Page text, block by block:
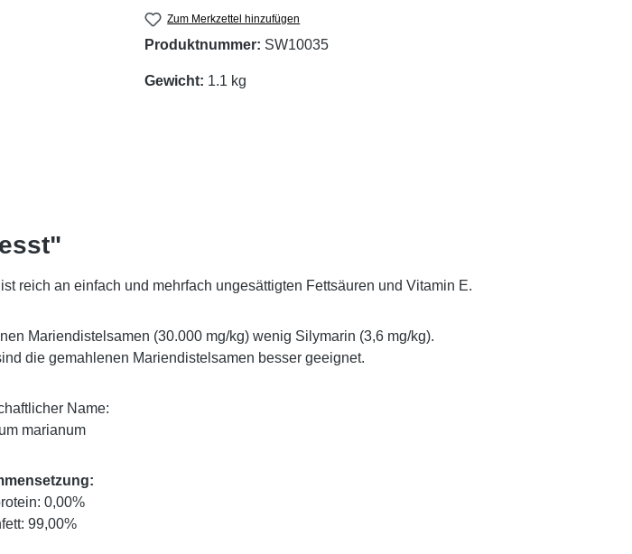
Zum Merkzettel hinzufügen
Produktnummer: SW10035
Gewicht: 1.1 kg
reich an einfach und mehrfach ungesättigten Fettsäuren und Vitamin E.
Mariendistelsamen (30.000 mg/kg) wenig Silymarin (3,6 mg/kg).
die gemahlenen Mariendistelsamen besser geeignet.
Name:
marianum
0,00%
99,00%